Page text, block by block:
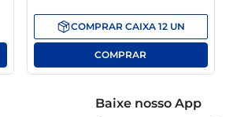
COMPRAR CAIXA 12 UN
Baixe nosso App